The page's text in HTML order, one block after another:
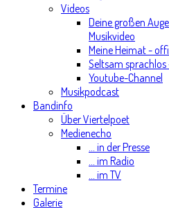
Videos
Deine großen
Musikvideo
Meine Heimat -
Seltsam sprachlos
Youtube-Channel
Musikpodcast
Bandinfo
Über Viertelpoet
Medienecho
... in der Presse
... im Radio
... im TV
Termine
Galerie